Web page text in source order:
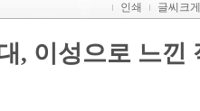
인쇄 글씨크게
, 이성으로 느낀